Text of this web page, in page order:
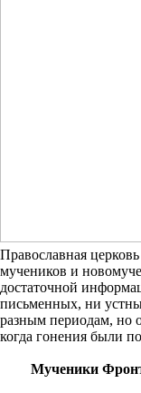
Православная
мучеников и
достаточной
письменных, ни
разным периодам, но
когда гонения были
Мученики